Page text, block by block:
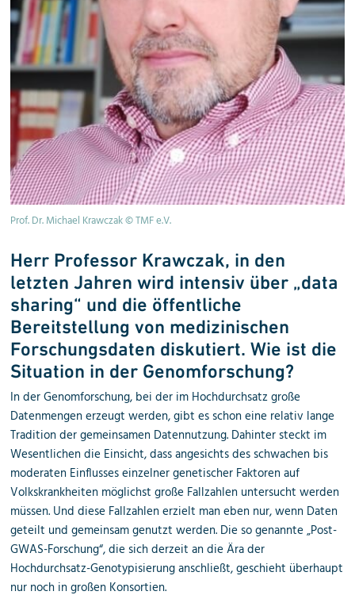
Prof. Dr. Michael Krawczak © TMF e.V.
Herr Professor Krawczak, in den
letzten Jahren wird intensiv über „data
sharing“ und die öffentliche
Bereitstellung von medizinischen
Forschungsdaten diskutiert. Wie ist die
Situation in der Genomforschung?
In der Genomforschung, bei der im Hochdurchsatz große
Datenmengen erzeugt werden, gibt es schon eine relativ lange
Tradition der gemeinsamen Datennutzung. Dahinter steckt im
Wesentlichen die Einsicht, dass angesichts des schwachen bis
moderaten Einflusses einzelner genetischer Faktoren auf
Volkskrankheiten möglichst große Fallzahlen untersucht werden
müssen. Und diese Fallzahlen erzielt man eben nur, wenn Daten
geteilt und gemeinsam genutzt werden. Die so genannte „Post-
GWAS-Forschung“, die sich derzeit an die Ära der
Hochdurchsatz-Genotypisierung anschließt, geschieht überhaupt
nur noch in großen Konsortien.